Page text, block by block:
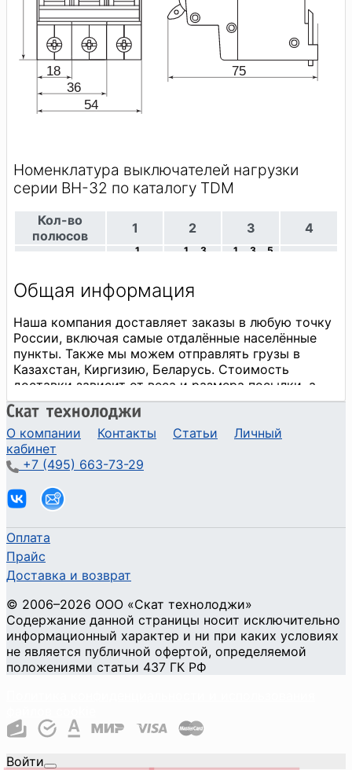
О компании Контакты Статьи
Личный
кабинет
+7 (495) 663-73-29
Оплата
Прайс
Доставка и возврат
© 2006–2026 ООО «Скат технолоджи»
Содержание данной страницы носит исключительно
информационный характер и ни при каких условиях
не является публичной офертой, определяемой
положениями статьи 437 ГК РФ
Войти